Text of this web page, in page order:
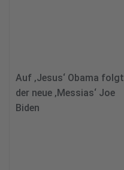
Auf ‚Jesus‘ Obama folgt
der neue ‚Messias‘ Joe
Biden